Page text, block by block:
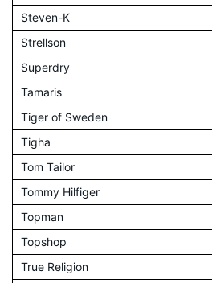
Steven-K
Strellson
Superdry
Tamaris
Tiger of Sweden
Tigha
Tom Tailor
Tommy Hilfiger
Topman
Topshop
True Religion